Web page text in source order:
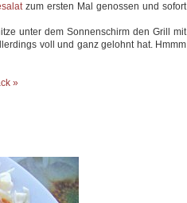
zum ersten Mal genossen und sofort
unter dem Sonnenschirm den Grill mit
voll und ganz gelohnt hat. Hmmm
»